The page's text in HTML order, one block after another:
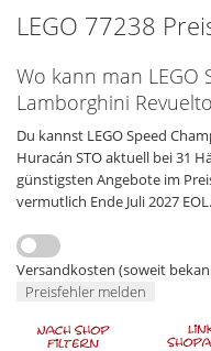
LEGO 77238
Wo kann man LEGO
Lamborghini
Du kannst LEGO Speed
Huracán STO aktuell bei 31
günstigsten Angebote im
vermutlich Ende Juli 2027 EOL.
Versandkosten (soweit
Preisfehler melden